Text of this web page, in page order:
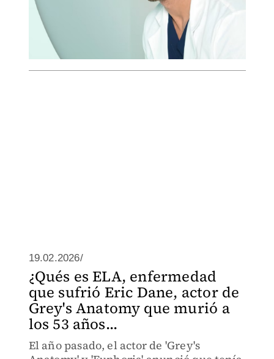
19.02.2026/
¿Qués es ELA, enfermedad
que sufrió Eric Dane, actor de
Grey's Anatomy que murió a
los 53 años...
El año pasado, el actor de 'Grey's